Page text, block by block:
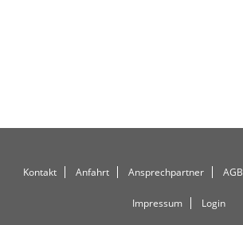
Kontakt Anfahrt Ansprechpartner AGB
Impressum Login